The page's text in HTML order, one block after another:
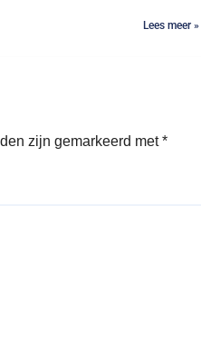
Lees meer »
zijn gemarkeerd met*